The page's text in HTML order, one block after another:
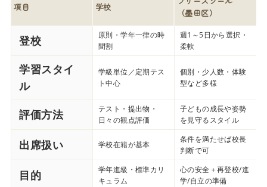
項目 学校
（墨田区）
登校
原則・学年一律の時
間割
週1～5日から選択・
柔軟
学習スタイ
ル
学級単位／定期テス
ト中心
個別・少人数・体験
型など多様
評価方法
テスト・提出物・
日々の観点評価
子どもの成長や姿勢
を見守るスタイル
出席扱い 学校在籍が基本
条件を満たせば校長
判断で可
目的
学年進級・標準カリ
キュラム
心の安全＋再登校/進
学/自立の準備